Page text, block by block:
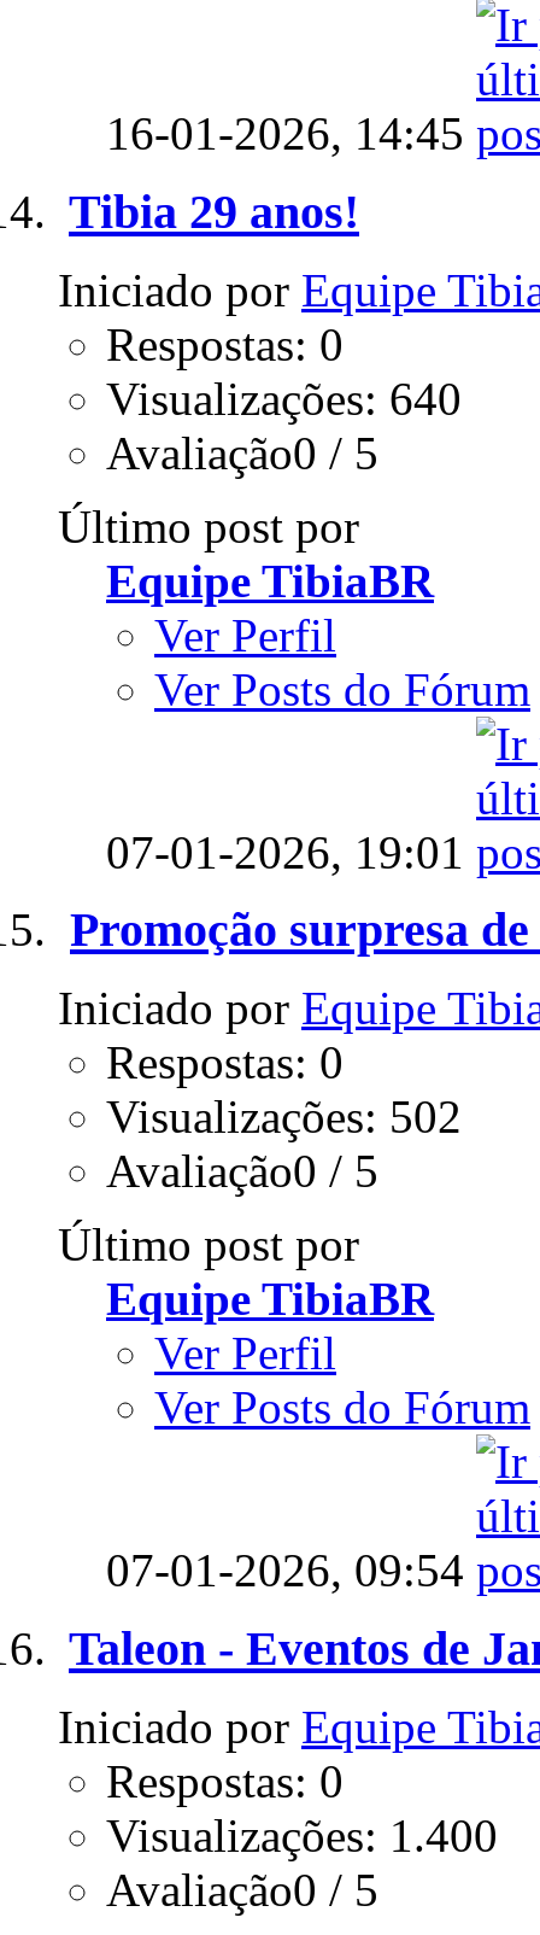
16-01-2026, 14:45
Tibia 29 anos!
Iniciado por Equipe
Respostas: 0
Visualizações: 640
Avaliação0 / 5
Último post por
Equipe TibiaBR
Ver Perfil
Ver Posts do Fórum
07-01-2026, 19:01
Promoção surpresa
Iniciado por Equipe
Respostas: 0
Visualizações: 502
Avaliação0 / 5
Último post por
Equipe TibiaBR
Ver Perfil
Ver Posts do Fórum
07-01-2026, 09:54
Taleon - Eventos de
Iniciado por Equipe
Respostas: 0
Visualizações: 1.400
Avaliação0 / 5